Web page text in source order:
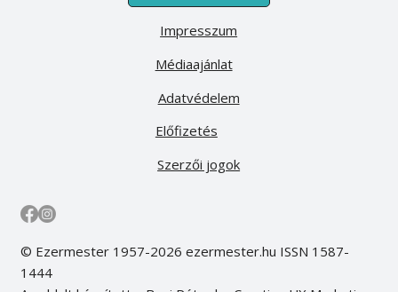
Médiaajánlat
Előfizetés
Impresszum
Adatvédelem
Szerzői jogok
© Ezermester 1957-2026 ezermester.hu ISSN 1587-
1444